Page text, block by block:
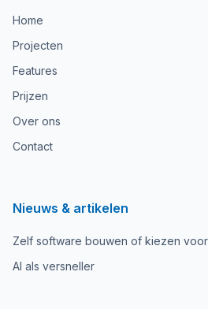
Home
Projecten
Features
Prijzen
Over ons
Contact
Nieuws & artikelen
Zelf software bouwen of kiezen voor
AI als versneller